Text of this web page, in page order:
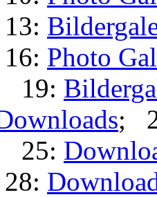
Photo
19:
;
25: